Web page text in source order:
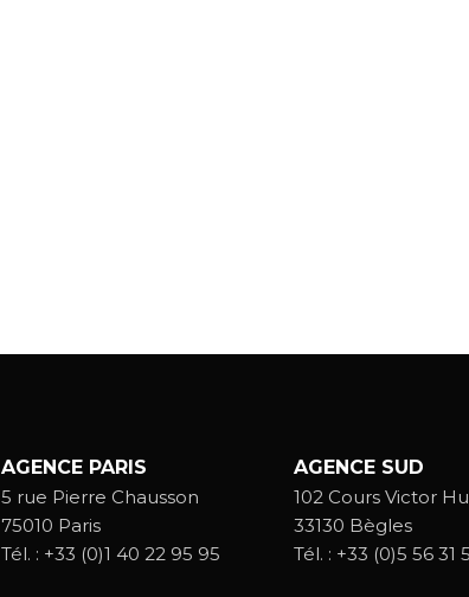
AGENCE PARIS
5 rue Pierre Chausson
75010 Paris
Tél. : +33 (0)1 40 22 95 95
AGENCE SUD
102 Cours Victor
33130 Bègles
Tél. : +33 (0)5 56 31